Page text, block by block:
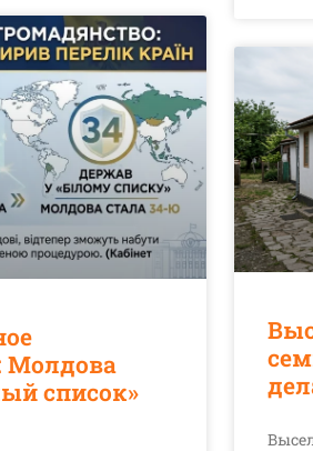
Молдова
список»